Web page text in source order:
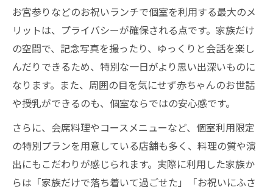
お宮参りなどのお祝いランチで個室を利用する最大のメ
リットは、プライバシーが確保される点です。家族だけ
の空間で、記念写真を撮ったり、ゆっくりと会話を楽し
んだりできるため、特別な一日がより思い出深いものに
なります。また、周囲の目を気にせず赤ちゃんのお世話
や授乳ができるのも、個室ならではの安心感です。
さらに、会席料理やコースメニューなど、個室利用限定
の特別プランを用意している店舗も多く、料理の質や演
出にもこだわりが感じられます。実際に利用した家族か
らは「家族だけで落ち着いて過ごせた」「お祝いにふさ